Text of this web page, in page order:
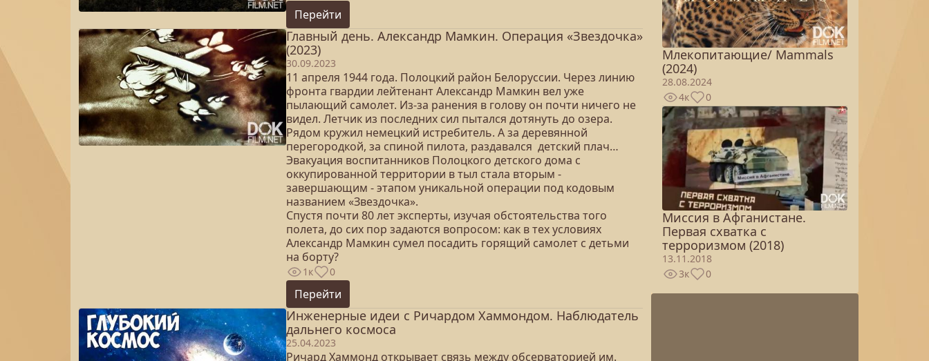
Перейти
Главный день. Александр Мамкин. Операция «Звездочка»
(2023)
30.09.2023
11 апреля 1944 года. Полоцкий район Белоруссии. Через линию
фронта гвардии лейтенант Александр Мамкин вел уже
пылающий самолет. Из-за ранения в голову он почти ничего не
видел. Летчик из последних сил пытался дотянуть до озера.
Рядом кружил немецкий истребитель. А за деревянной
перегородкой, за спиной пилота, раздавался детский плач…
Эвакуация воспитанников Полоцкого детского дома с
оккупированной территории в тыл стала вторым -
завершающим - этапом уникальной операции под кодовым
названием «Звездочка».
Спустя почти 80 лет эксперты, изучая обстоятельства того
полета, до сих пор задаются вопросом: как в тех условиях
Александр Мамкин сумел посадить горящий самолет с детьми
на борту?
1к 0
Перейти
Инженерные идеи с Ричардом Хаммондом. Наблюдатель
дальнего космоса
25.04.2023
Ричард Хаммонд открывает связь между обсерваторией им.
Млекопитающие/ Mammals
(2024)
28.08.2024
4к
0
Миссия в Афганистане.
Первая схватка с
терроризмом (2018)
13.11.2018
3к
0